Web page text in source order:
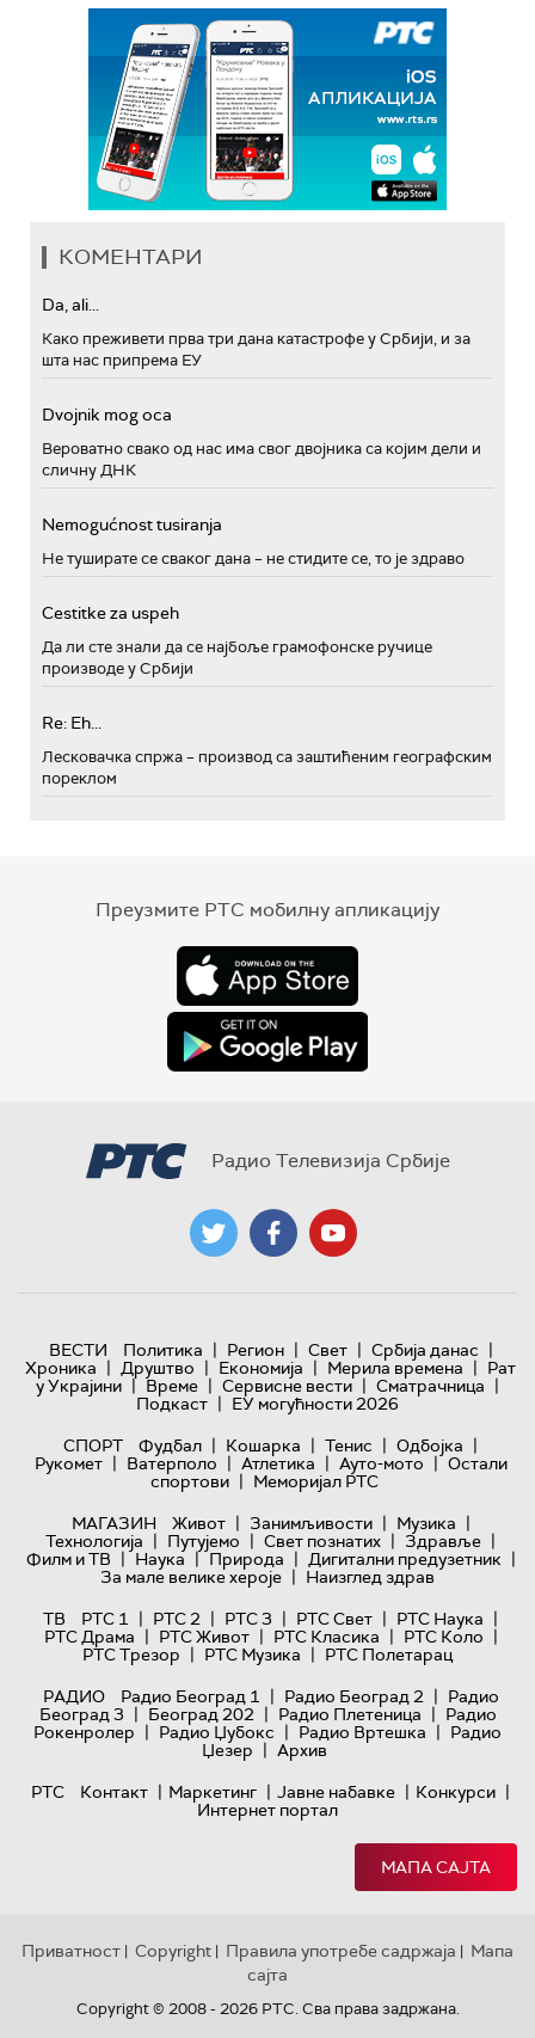
КОМЕНТАРИ
Da, ali...
Како преживети прва три дана катастрофе у Србији, и за
шта нас припрема ЕУ
Dvojnik mog oca
Вероватно свако од нас има свог двојника са којим дели и
сличну ДНК
Nemogućnost tusiranja
Не туширате се сваког дана – не стидите се, то је здраво
Cestitke za uspeh
Да ли сте знали да се најбоље грамофонске ручице
производе у Србији
Re: Eh...
Лесковачка спржа – производ са заштићеним географским
пореклом
Преузмите РТС мобилну апликацију
Радио Телевизија Србије
ВЕСТИ Политика | Регион | Свет | Србија данас |
Хроника | Друштво | Економија | Мерила времена | Рат
у Украјини | Време | Сервисне вести | Сматрачница |
Подкаст | ЕУ могућности 2026
СПОРТ
Фудбал | Кошарка | Тенис | Одбојка |
Рукомет | Ватерполо | Атлетика | Ауто-мото | Остали
спортови | Меморијал РТС
МАГАЗИН
Живот | Занимљивости | Музика |
Технологијa | Путујемо | Свет познатих | Здравље |
Филм и ТВ | Наука | Природа | Дигитални предузетник |
За мале велике хероје | Наизглед здрав
ТВ
РТС 1 | РТС 2 | РТС 3 | РТС Свет | РТС Наука |
РТС Драма | РТС Живот | РТС Класика | РТС Коло |
РТС Трезор | РТС Музика | РТС Полетарац
РАДИО
Радио Београд 1 | Радио Београд 2 | Радио
Београд 3 | Београд 202 | Радио Плетеница | Радио
Рокенролер | Радио Џубокс | Радио Вртешка | Радио
Џезер | Архив
РТС
Контакт | Маркетинг | Јавне набавке | Конкурси |
Интернет портал
МАПА САЈТА
Приватност | Copyright | Правила употребе садржаја | Мапа
сајта
Copyright © 2008 - 2026 РТС. Сва права задржана.